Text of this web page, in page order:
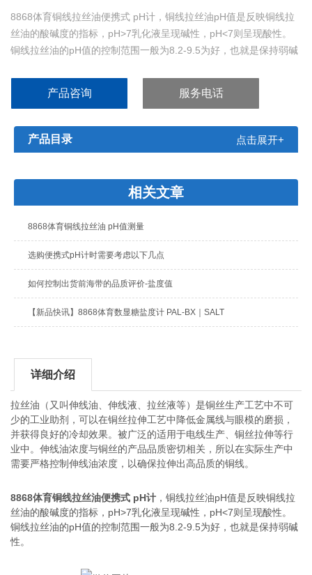
8868体育铜线拉丝油便携式 pH计，铜线拉丝油pH值是反映铜线拉
丝油的酸碱度的指标，pH>7乳化液呈现碱性，pH<7则呈现酸性。
铜线拉丝油的pH值的控制范围一般为8.2-9.5为好，也就是保持弱碱
产品咨询 服务电话
产品目录 点击展开+
相关文章
8868体育铜线拉丝油 pH值测量
选购便携式pH计时需要考虑以下几点
如何控制出货前海带的品质评价-盐度值
【新品快讯】8868体育数显糖盐度计 PAL-BX｜SALT
详细介绍
拉丝油（又叫伸线油、伸线液、拉丝液等）是铜丝生产工艺中不可
少的工业助剂，可以在铜丝拉伸工艺中降低金属线与眼模的磨损，
并获得良好的冷却效果。被广泛的适用于电线生产、铜丝拉伸等行
业中。伸线油浓度与铜丝的产品品质密切相关，所以在实际生产中
需要严格控制伸线油浓度，以确保拉伸出高品质的铜线。
8868体育铜线拉丝油便携式 pH计 ，铜线拉丝油pH值是反映铜线拉
丝油的酸碱度的指标，pH>7乳化液呈现碱性，pH<7则呈现酸性。
铜线拉丝油的pH值的控制范围一般为8.2-9.5为好，也就是保持弱碱
性。